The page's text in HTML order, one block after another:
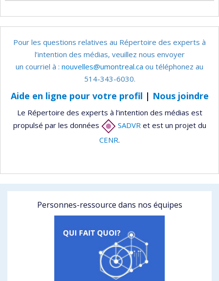
Pour les questions relatives au Répertoire des experts à
l’intention des médias, veuillez nous envoyer
un courriel à : nouvelles@umontreal.ca ou téléphonez au
514-343-6030.
Aide en ligne pour votre profil | Nous joindre
Le Répertoire des experts à l’intention des médias est
propulsé par les données
SADVRet est un projet du
CENR.
Personnes-ressource dans nos équipes